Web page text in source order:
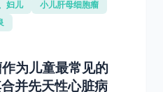
妇儿
小儿肝母细胞瘤
为儿童最常见的
并先天性心脏病